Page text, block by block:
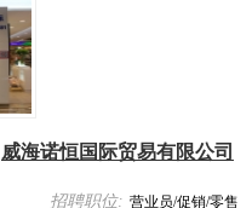
威海诺恒国际贸易有限公司
招聘职位: 营业员/促销/零售